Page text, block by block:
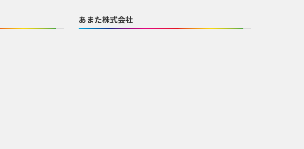
あまた株式会社